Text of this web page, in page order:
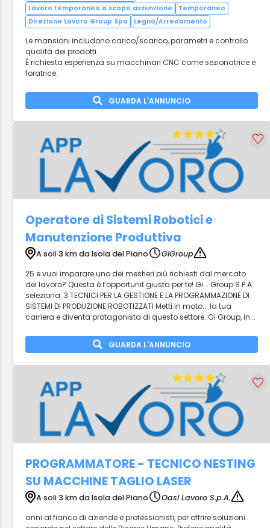
Lavoro temporaneo a scopo assunzione
Temporaneo
Direzione Lavoro Group Spa
Legno/Arredamento
Le mansioni includono carico/scarico, parametri e controllo
qualità dei prodotti.
È richiesta esperienza su macchinari CNC come sezionatrice e
foratrice.
GUARDA L'ANNUNCIO
Operatore di Sistemi Robotici e
Manutenzione Produttiva
A soli 3 km da Isola del Piano
GiGroup
25 e vuoi imparare uno dei mestieri più richiesti dal mercato
del lavoro? Questa è l’opportunit giusta per te! Gi... Group S.P.A
seleziona: 3 TECNICI PER LA GESTIONE E LA PROGRAMMAZIONE DI
SISTEMI DI PRODUZIONE ROBOTIZZATI Metti in moto... la tua
carriera e diventa protagonista di questo settore. Gi Group, in...
GUARDA L'ANNUNCIO
PROGRAMMATORE - TECNICO NESTING
SU MACCHINE TAGLIO LASER
A soli 3 km da Isola del Piano
Oasi Lavoro S.p.A.
anni al fianco di aziende e professionisti, per offrire soluzioni